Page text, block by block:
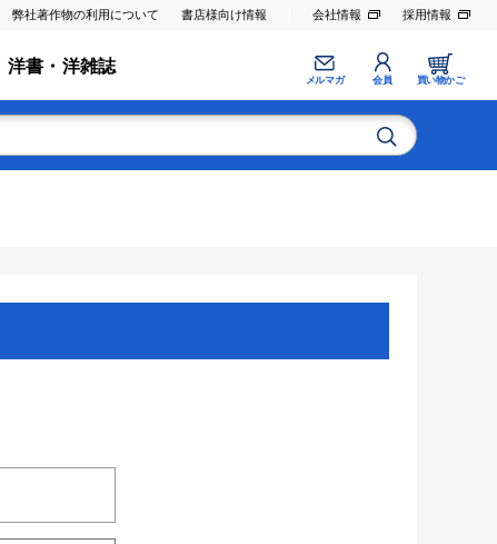
弊社著作物の利用について 書店様向け情報 会社情報 採用情報
洋書・洋雑誌
メルマガ 会員 買い物かご